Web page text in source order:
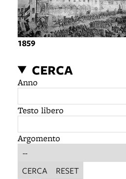
1859
CERCA
Anno
Testo libero
Argomento
CERCA RESET